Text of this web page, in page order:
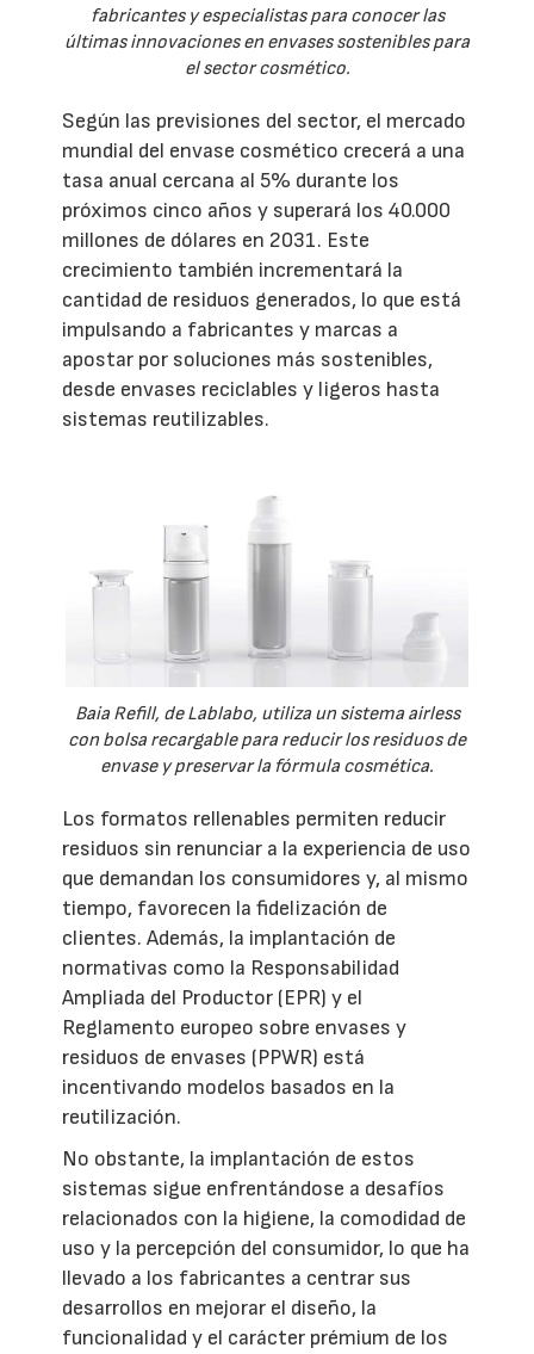
fabricantes y especialistas para conocer las
últimas innovaciones en envases sostenibles para
el sector cosmético.
Según las previsiones del sector, el mercado
mundial del envase cosmético crecerá a una
tasa anual cercana al 5% durante los
próximos cinco años y superará los 40.000
millones de dólares en 2031. Este
crecimiento también incrementará la
cantidad de residuos generados, lo que está
impulsando a fabricantes y marcas a
apostar por soluciones más sostenibles,
desde envases reciclables y ligeros hasta
sistemas reutilizables.
Baia Refill, de Lablabo, utiliza un sistema airless
con bolsa recargable para reducir los residuos de
envase y preservar la fórmula cosmética.
Los formatos rellenables permiten reducir
residuos sin renunciar a la experiencia de uso
que demandan los consumidores y, al mismo
tiempo, favorecen la fidelización de
clientes. Además, la implantación de
normativas como la Responsabilidad
Ampliada del Productor (EPR) y el
Reglamento europeo sobre envases y
residuos de envases (PPWR) está
incentivando modelos basados en la
reutilización.
No obstante, la implantación de estos
sistemas sigue enfrentándose a desafíos
relacionados con la higiene, la comodidad de
uso y la percepción del consumidor, lo que ha
llevado a los fabricantes a centrar sus
desarrollos en mejorar el diseño, la
funcionalidad y el carácter prémium de los